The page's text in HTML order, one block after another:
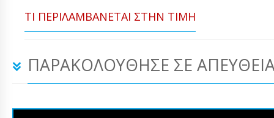
ΤΙ ΠΕΡΙΛΑΜΒΆΝΕΤΑΙ ΣΤΗΝ ΤΙΜΉ
ΠΑΡΑΚΟΛΟΎΘΗΣΕ ΣΕ